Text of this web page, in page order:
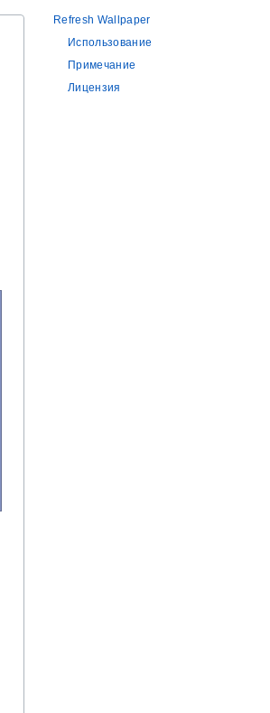
Refresh Wallpaper
Использование
Примечание
Лицензия